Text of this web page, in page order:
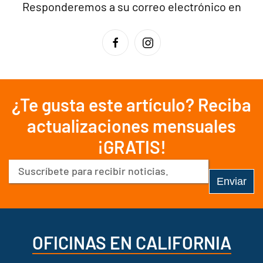
Responderemos a su correo electrónico en
¿Te gusta este artículo? Reciba
actualizaciones mensuales
¡GRATIS!
Correo
electrónico
OFICINAS EN CALIFORNIA